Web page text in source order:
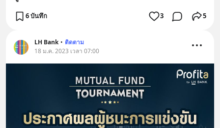
6 บันทึก 3 5
LH Bank • ติดตาม
18 ม.ค. 2023 เวลา 07:00